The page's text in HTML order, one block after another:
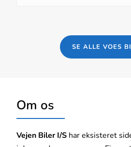
SE ALLE VOES
Om os
Vejen Biler I/Shar eksisteret